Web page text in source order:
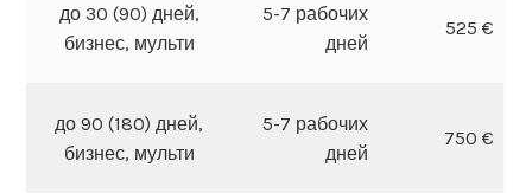
до 30 (90) дней,
бизнес, мульти
5-7 рабочих
дней
525 €
до 90 (180) дней,
бизнес, мульти
5-7 рабочих
дней
750 €